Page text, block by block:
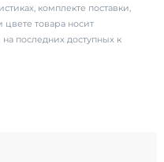
комплекте поставки,
товара носит
последних доступных к